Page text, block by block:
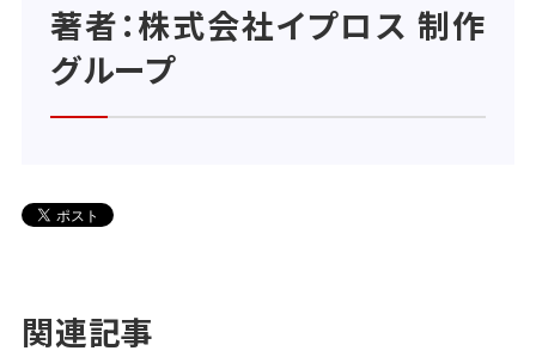
著者：株式会社イプロス 制作
グループ
関連記事